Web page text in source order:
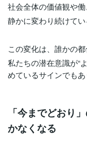
社会全体の価値観や
静かに変わり続けてい
この変化は、誰かの
私たちの潜在意識が“
めているサインでもあ
「今までどおり
かなくなる